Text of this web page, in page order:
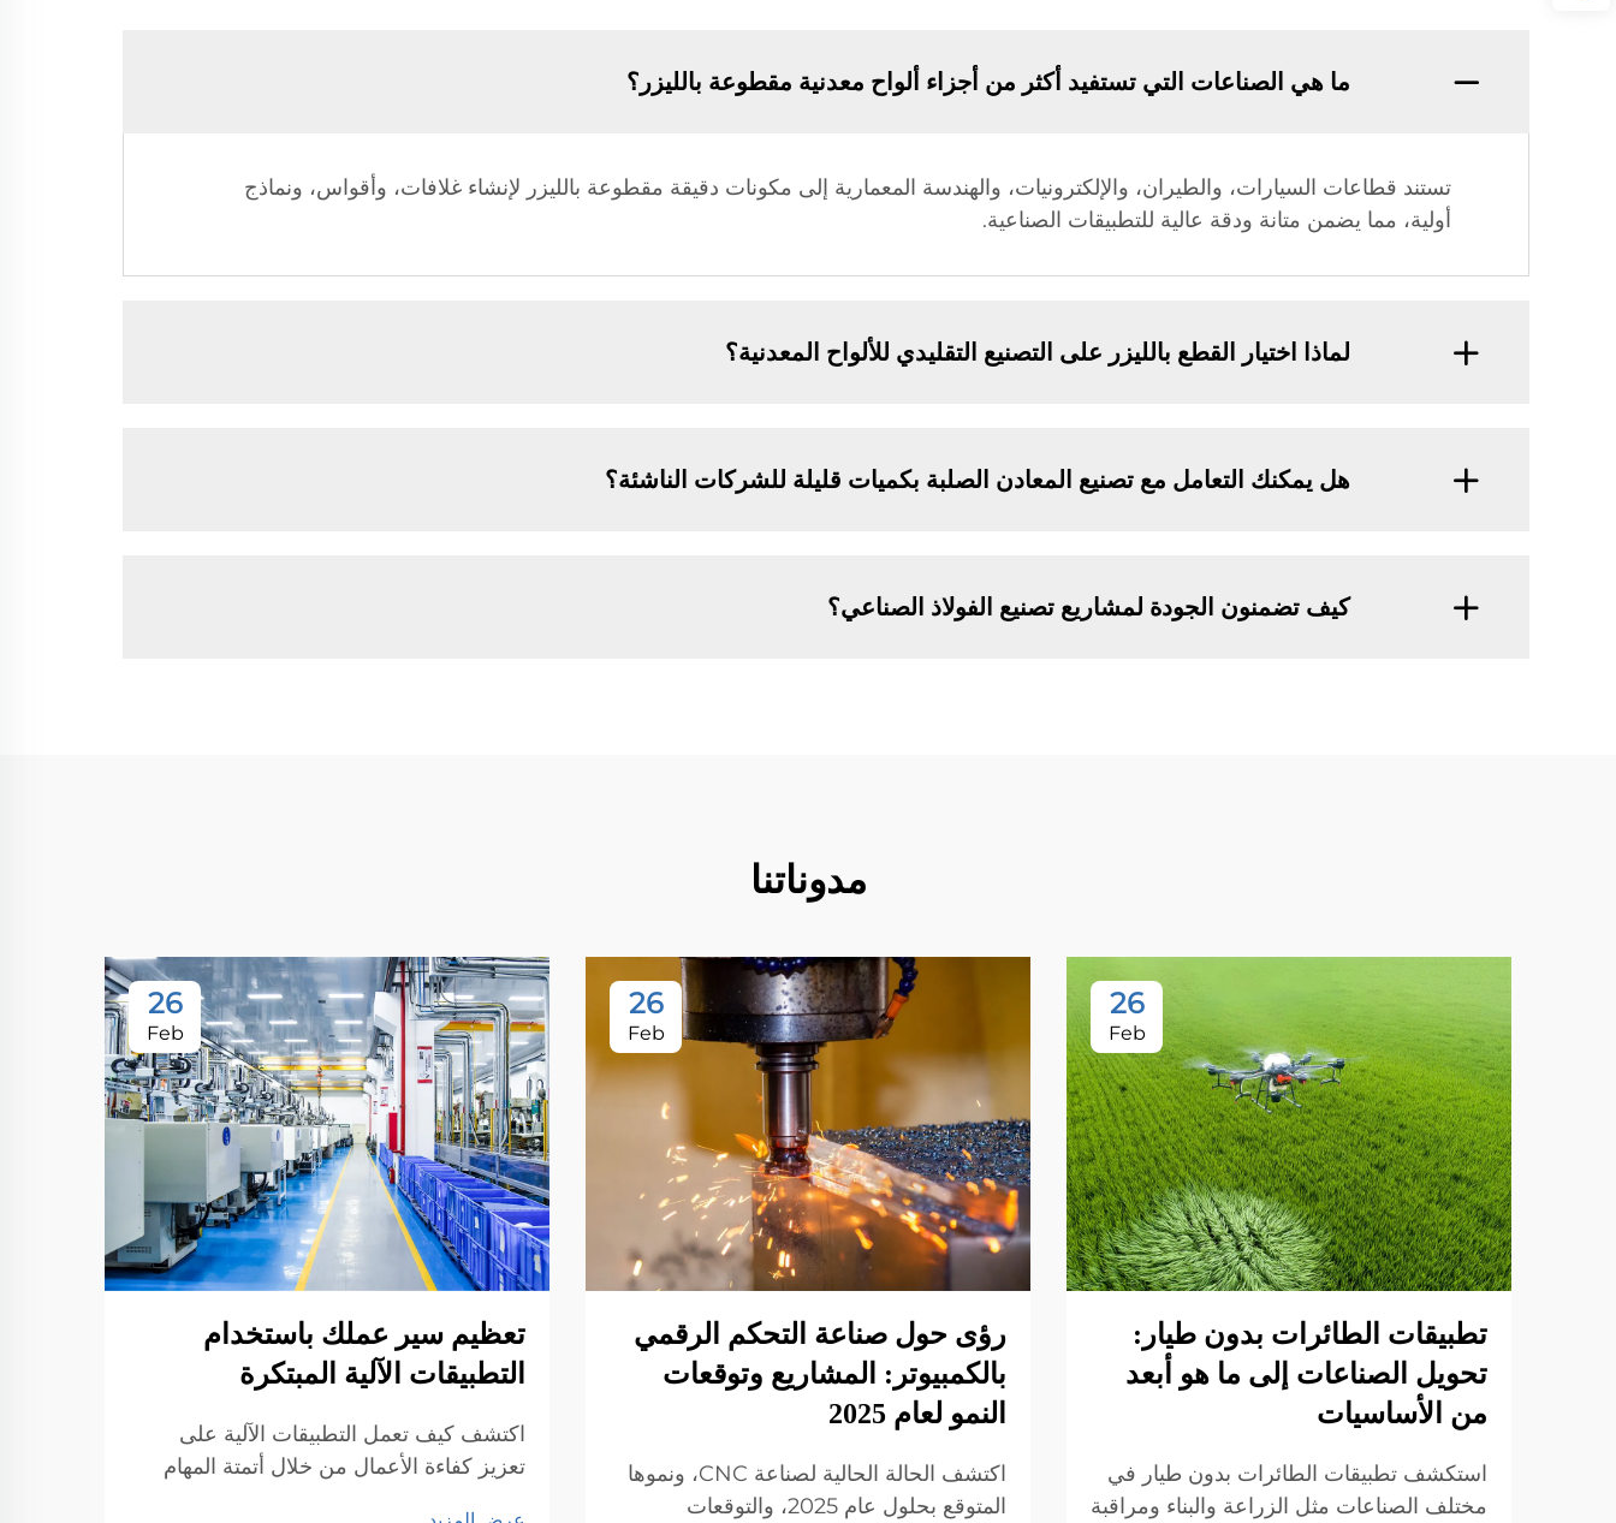
ما هي الصناعات التي تستفيد أكثر من أجزاء ألواح معدنية مقطوعة بالليزر؟
تستند قطاعات السيارات، والطيران، والإلكترونيات، والهندسة المعمارية إلى مكونات دقيقة مقطوعة بالليزر لإنشاء غلافات، وأقواس، ونماذج
أولية، مما يضمن متانة ودقة عالية للتطبيقات الصناعية.
لماذا اختيار القطع بالليزر على التصنيع التقليدي للألواح المعدنية؟
هل يمكنك التعامل مع تصنيع المعادن الصلبة بكميات قليلة للشركات الناشئة؟
كيف تضمنون الجودة لمشاريع تصنيع الفولاذ الصناعي؟
مدوناتنا
26
Feb
تطبيقات الطائرات بدون طيار:
تحويل الصناعات إلى ما هو أبعد
من الأساسيات
استكشف تطبيقات الطائرات بدون طيار في
مختلف الصناعات مثل الزراعة والبناء ومراقبة
26
Feb
رؤى حول صناعة التحكم الرقمي
بالكمبيوتر: المشاريع وتوقعات
النمو لعام 2025
اكتشف الحالة الحالية لصناعة CNC، ونموها
المتوقع بحلول عام 2025، والتوقعات
26
Feb
تعظيم سير عملك باستخدام
التطبيقات الآلية المبتكرة
اكتشف كيف تعمل التطبيقات الآلية على
تعزيز كفاءة الأعمال من خلال أتمتة المهام